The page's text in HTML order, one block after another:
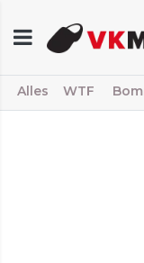
Alles WTF